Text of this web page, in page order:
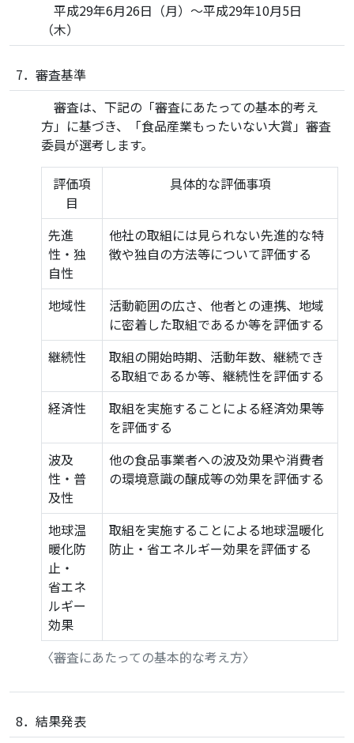
平成29年6月26日（月）～平成29年10月5日
（木）
7．審査基準
審査は、下記の「審査にあたっての基本的考え
方」に基づき、「食品産業もったいない大賞」審査
委員が選考します。
〈審査にあたっての基本的な考え方〉
評価項
目
具体的な評価事項
先進
性・独
自性
他社の取組には見られない先進的な特
徴や独自の方法等について評価する
地域性
活動範囲の広さ、他者との連携、地域
に密着した取組であるか等を評価する
継続性
取組の開始時期、活動年数、継続でき
る取組であるか等、継続性を評価する
経済性
取組を実施することによる経済効果等
を評価する
波及
性・普
及性
他の食品事業者への波及効果や消費者
の環境意識の醸成等の効果を評価する
地球温
暖化防
止・
省エネ
ルギー
効果
取組を実施することによる地球温暖化
防止・省エネルギー効果を評価する
8．結果発表